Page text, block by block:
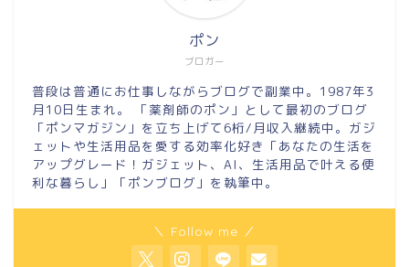
ブロガー
ポン
普段は普通にお仕事しながらブログで副業中。1987年3
月10日生まれ。 「薬剤師のポン」として最初のブログ
「ポンマガジン」を立ち上げて6桁/月収入継続中。ガジ
ェットや生活用品を愛する効率化好き「あなたの生活を
アップグレード！ガジェット、AI、生活用品で叶える便
利な暮らし」「ポンブログ」を執筆中。
＼ Follow me ／